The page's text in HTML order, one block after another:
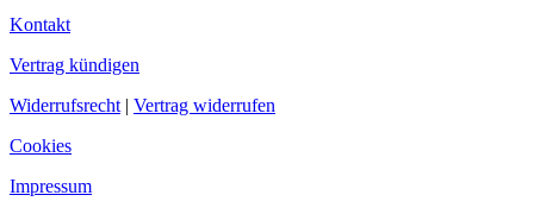
Kontakt
Vertrag kündigen
Widerrufsrecht | Vertrag widerrufen
Cookies
Impressum